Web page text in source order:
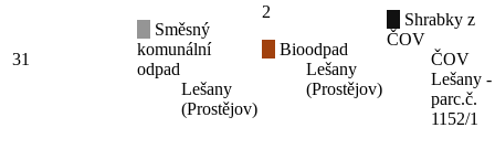
31
Směsný
komunální
odpad
Lešany
(Prostějov)
2
Bioodpad
Lešany
(Prostějov)
Shrabky z
ČOV
ČOV
Lešany -
parc.č.
1152/1